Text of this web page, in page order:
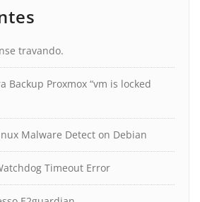
travando.
Backup Proxmox “vm is locked
Malware Detect on Debian
Timeout Error